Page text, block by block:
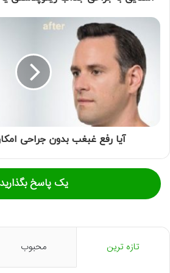
آیا رفع غبغب بدون جراحی
یک پاسخ بگذارید
تازه ترین محبوب